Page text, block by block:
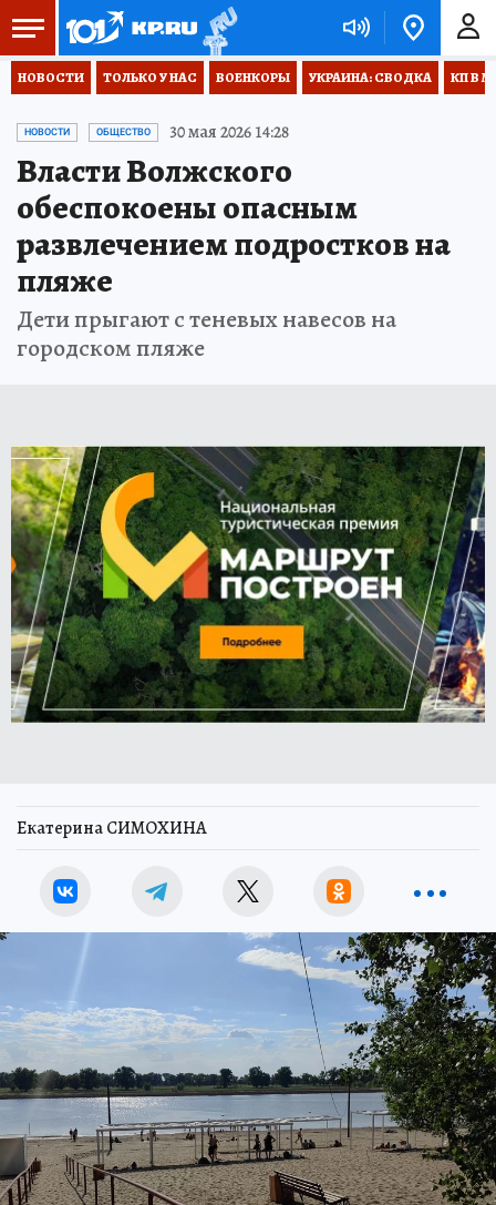
НОВОСТИ ТОЛЬКО У НАС ВОЕНКОРЫ УКРАИНА: СВОДКА КП В
НОВОСТИ ОБЩЕСТВО 30 мая 2026 14:28
Власти Волжского
обеспокоены опасным
развлечением подростков на
пляже
Дети прыгают с теневых навесов на
городском пляже
Екатерина СИМОХИНА